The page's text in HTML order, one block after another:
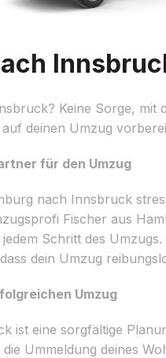
Keine Sorge,
deinen Umzug
für den Umzug
nach Innsbruck
Fischer aus
Schritt des
dein Umzug
Umzug
ist eine sorgfältige
Ummeldung deines